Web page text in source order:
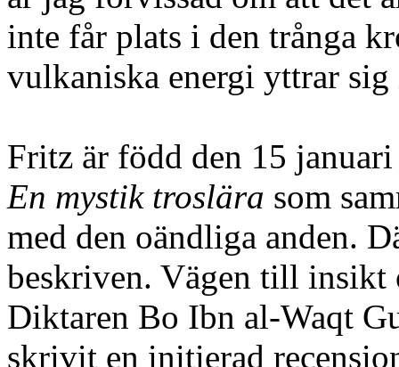
inte får plats i den trånga
vulkaniska energi yttrar
Fritz är född den 15
En mystik troslära som
med den oändliga anden.
beskriven. Vägen till insikt
Diktaren Bo Ibn al-Waqt
skrivit en initierad